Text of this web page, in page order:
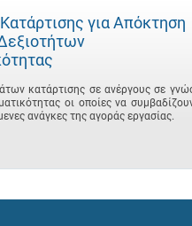
για Απόκτηση
κατάρτισης σε ανέργους σε
οι οποίες να
ανάγκες της αγοράς εργασίας.